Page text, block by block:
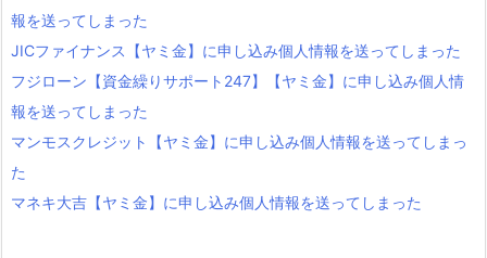
報を送ってしまった
JICファイナンス【ヤミ金】に申し込み個人情報を送ってしまった
フジローン【資金繰りサポート247】【ヤミ金】に申し込み個人情
報を送ってしまった
マンモスクレジット【ヤミ金】に申し込み個人情報を送ってしまっ
た
マネキ大吉【ヤミ金】に申し込み個人情報を送ってしまった